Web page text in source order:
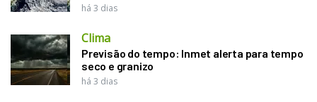
há 3 dias
Clima
Previsão do tempo: Inmet alerta para tempo
seco e granizo
há 3 dias